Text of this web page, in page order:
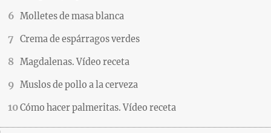
Molletes de masa blanca
Crema de espárragos verdes
Magdalenas. Vídeo receta
Muslos de pollo a la cerveza
Cómo hacer palmeritas. Vídeo receta